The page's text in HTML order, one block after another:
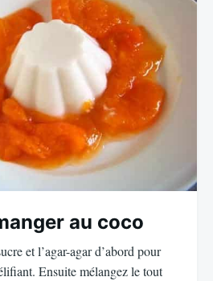
au coco
et l’agar-agar d’abord pour
Ensuite mélangez le tout